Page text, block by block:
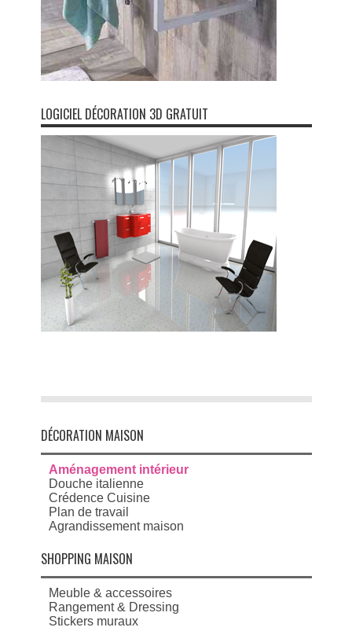
LOGICIEL DÉCORATION 3D GRATUIT
DÉCORATION MAISON
Aménagement intérieur
Douche italienne
Crédence Cuisine
Plan de travail
Agrandissement maison
SHOPPING MAISON
Meuble & accessoires
Rangement & Dressing
Stickers muraux